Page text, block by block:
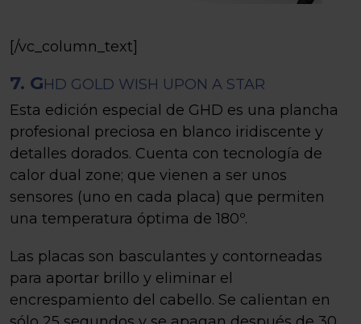
[/vc_column_text]
7. GHD GOLD WISH UPON A STAR
Esta edición especial de GHD es una plancha
profesional preciosa en blanco iridiscente y
detalles dorados. Cuenta con tecnología de
calor dual zone; que vienen a ser unos
sensores (uno en cada placa) que permiten
una temperatura óptima de 180º.
Las placas son basculantes y contorneadas
para aportar brillo y eliminar el
encrespamiento del cabello. Se calientan en